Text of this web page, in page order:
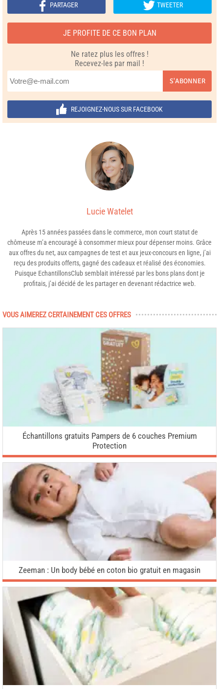
PARTAGER TWEETER
JE PROFITE DE CE BON PLAN
Ne ratez plus les offres !
Recevez-les par mail !
S'ABONNER
REJOIGNEZ-NOUS SUR FACEBOOK
Lucie Watelet
Après 15 années passées dans le commerce, mon court statut de
chômeuse m’a encouragé à consommer mieux pour dépenser moins. Grâce
aux offres du net, aux campagnes de test et aux jeux-concours en ligne, j’ai
reçu des produits offerts, gagné des cadeaux et réalisé des économies.
Puisque EchantillonsClub semblait intéressé par les bons plans dont je
profitais, j’ai décidé de les partager en devenant rédactrice web.
VOUS AIMEREZ CERTAINEMENT CES OFFRES
Échantillons gratuits Pampers de 6 couches Premium
Protection
Zeeman : Un body bébé en coton bio gratuit en magasin